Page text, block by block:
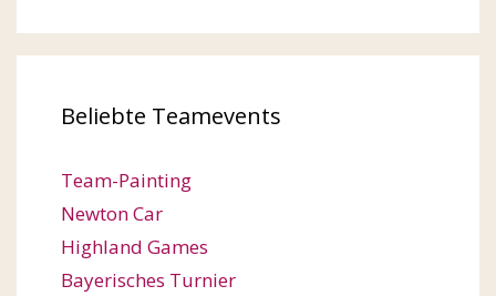
Beliebte Teamevents
Team-Painting
Newton Car
Highland Games
Bayerisches Turnier